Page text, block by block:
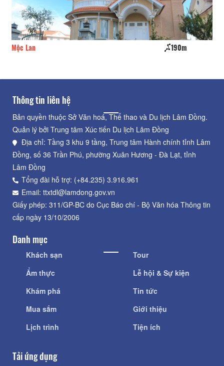
Mộc Lan 190m
Thông tin liên hệ
Bản quyền thuộc Sở Văn hoá, Thể thao và Du lịch Lâm Đồng.
Quản lý bởi Trung tâm Xúc tiến Du lịch Lâm Đồng
Địa chỉ: Tầng 3 khu 9 tầng, Trung tâm Hành chính tỉnh Lâm
Đồng, số 36 Trần Phú, phường Xuân Hương - Đà Lạt, tỉnh
Lâm Đồng
Tổng đài hỗ trợ: (+84.235) 3.916.961
Email: ttxtdl@lamdong.gov.vn
Giấy phép: 311/GP-BC do Cục Báo chí - Bộ Văn hóa Thông tin
cấp ngày 13/10/2006
Danh mục
Khách sạn
Ẩm thực
Khám phá
Mua sắm
Lịch trình
Tour
Lễ hội & Sự kiện
Tin tức
Giới thiệu
Tiện ích
Tải ứng dụng